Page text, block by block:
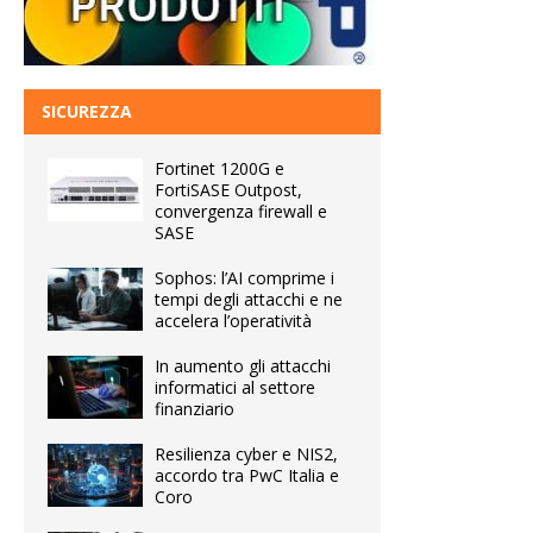
SICUREZZA
Fortinet 1200G e
FortiSASE Outpost,
convergenza firewall e
SASE
Sophos: l’AI comprime i
tempi degli attacchi e ne
accelera l’operatività
In aumento gli attacchi
informatici al settore
finanziario
Resilienza cyber e NIS2,
accordo tra PwC Italia e
Coro